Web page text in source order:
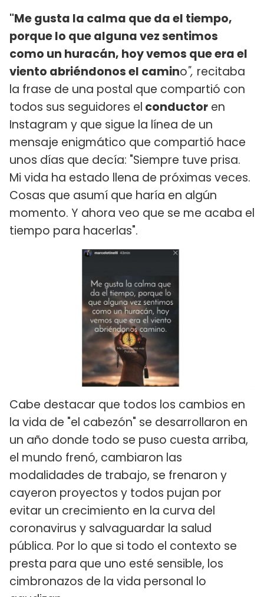
"Me gusta la calma que da el tiempo,
porque lo que alguna vez sentimos
como un huracán, hoy vemos que era el
viento abriéndonos el camino", recitaba
la frase de una postal que compartió con
todos sus seguidores el conductor en
Instagram y que sigue la línea de un
mensaje enigmático que compartió hace
unos días que decía: "Siempre tuve prisa.
Mi vida ha estado llena de próximas veces.
Cosas que asumí que haría en algún
momento. Y ahora veo que se me acaba el
tiempo para hacerlas".
Cabe destacar que todos los cambios en
la vida de "el cabezón" se desarrollaron en
un año donde todo se puso cuesta arriba,
el mundo frenó, cambiaron las
modalidades de trabajo, se frenaron y
cayeron proyectos y todos pujan por
evitar un crecimiento en la curva del
coronavirus y salvaguardar la salud
pública. Por lo que si todo el contexto se
presta para que uno esté sensible, los
cimbronazos de la vida personal lo